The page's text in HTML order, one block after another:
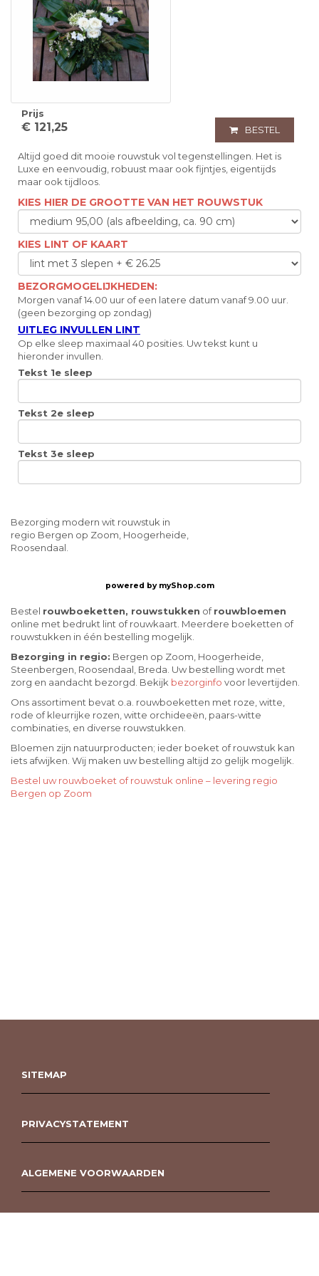
Prijs
€ 121,25 BESTEL
Altijd goed dit mooie rouwstuk vol tegenstellingen. Het is
Luxe en eenvoudig, robuust maar ook fijntjes, eigentijds
maar ook tijdloos.
KIES HIER DE GROOTTE VAN HET ROUWSTUK
KIES LINT OF KAART
BEZORGMOGELIJKHEDEN:
Morgen vanaf 14.00 uur of een latere datum vanaf 9.00 uur.
(geen bezorging op zondag)
UITLEG INVULLEN LINT
Op elke sleep maximaal 40 posities. Uw tekst kunt u
hieronder invullen.
Tekst 1e sleep
Tekst 2e sleep
Tekst 3e sleep
Bezorging modern wit rouwstuk in
regio Bergen op Zoom, Hoogerheide,
Roosendaal.
powered by myShop.com
Bestel rouwboeketten, rouwstukken ofrouwbloemen
online met bedrukt lint of rouwkaart. Meerdere boeketten of
rouwstukken in één bestelling mogelijk.
Bezorging in regio: Bergen op Zoom, Hoogerheide,
Steenbergen, Roosendaal, Breda. Uw bestelling wordt met
zorg en aandacht bezorgd. Bekijk bezorginfo voor levertijden.
Ons assortiment bevat o.a. rouwboeketten met roze, witte,
rode of kleurrijke rozen, witte orchideeën, paars-witte
combinaties, en diverse rouwstukken.
Bloemen zijn natuurproducten; ieder boeket of rouwstuk kan
iets afwijken. Wij maken uw bestelling altijd zo gelijk mogelijk.
Bestel uw rouwboeket of rouwstuk online – levering regio
Bergen op Zoom
SITEMAP
PRIVACYSTATEMENT
ALGEMENE VOORWAARDEN